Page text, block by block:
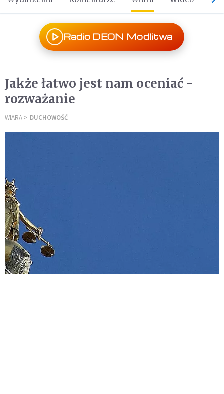
Radio DEON Modlitwa
Jakże łatwo jest nam oceniać -
rozważanie
WIARA DUCHOWOŚĆ